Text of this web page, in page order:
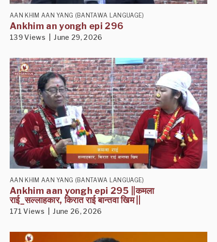
AAN KHIM AAN YANG (BANTAWA LANGUAGE)
Ankhim an yongh epi 296
139 Views | June 29, 2026
AAN KHIM AAN YANG (BANTAWA LANGUAGE)
Ankhim aan yongh epi 295 ||कमला
राई_सल्लाहकार, किरात राई बान्तवा खिम ||
171 Views | June 26, 2026